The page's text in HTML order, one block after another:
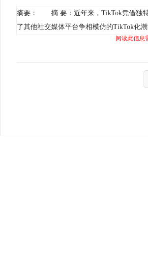
摘要： 摘 要：近年来，TikTok凭借独特
了其他社交媒体平台争相模仿的TikTok化
阅读此信息